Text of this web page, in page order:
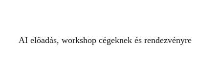
AI előadás, workshop cégeknek és rendezvényre